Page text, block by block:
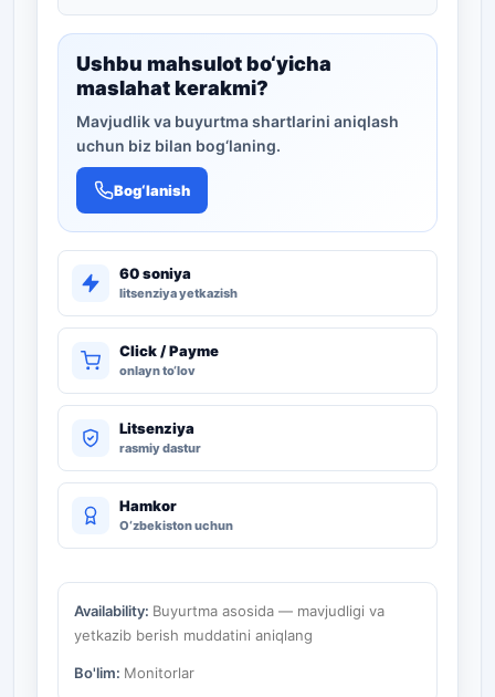
Ushbu mahsulot bo‘yicha
maslahat kerakmi?
Mavjudlik va buyurtma shartlarini aniqlash
uchun biz bilan bog‘laning.
Bog‘lanish
60 soniya
litsenziya yetkazish
Click / Payme
onlayn to‘lov
Litsenziya
rasmiy dastur
Hamkor
O‘zbekiston uchun
Availability: Buyurtma asosida — mavjudligi va
yetkazib berish muddatini aniqlang
Bo'lim: Monitorlar